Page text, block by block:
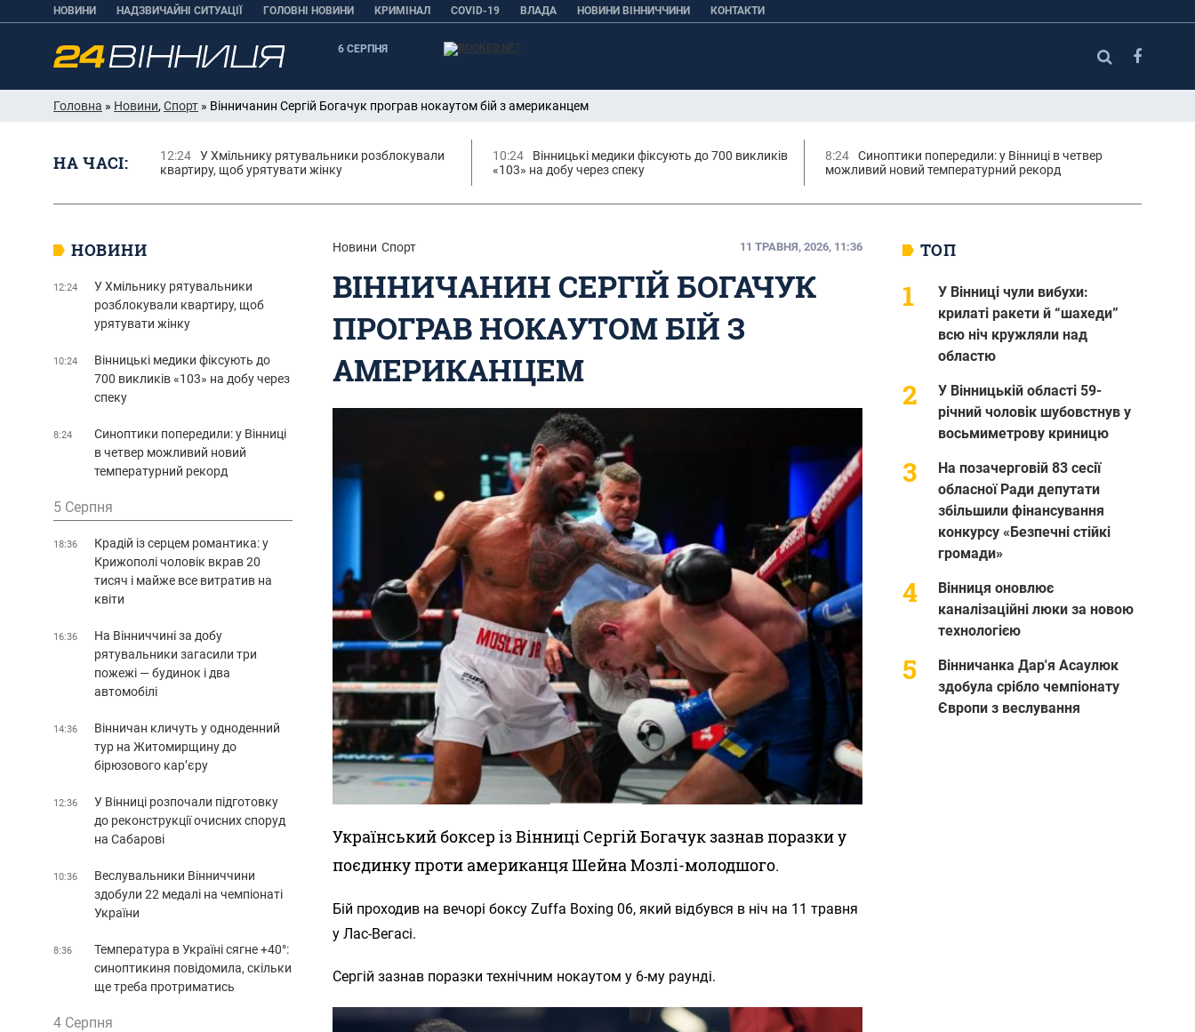
НОВИНИ НАДЗВИЧАЙНІ СИТУАЦІЇ ГОЛОВНІ НОВИНИ КРИМІНАЛ COVID-19 ВЛАДА НОВИНИ ВІННИЧЧИНИ КОНТАКТИ
6 СЕРПНЯ
Головна » Новини, Спорт » Вінничанин Сергій Богачук програв нокаутом бій з американцем
НА ЧАСІ: 12:24
У Хмільнику рятувальники розблокували
квартиру, щоб урятувати жінку
10:24
Вінницькі медики фіксують до 700 викликів
«103» на добу через спеку
8:24
Синоптики попередили: у Вінниці в четвер
можливий новий температурний рекорд
Новини Спорт 11 ТРАВНЯ, 2026, 11:36
ВІННИЧАНИН СЕРГІЙ БОГАЧУК
ПРОГРАВ НОКАУТОМ БІЙ З
АМЕРИКАНЦЕМ
Український боксер із Вінниці Сергій Богачук зазнав поразки у
поєдинку проти американця Шейна Мозлі-молодшого.
Бій проходив на вечорі боксу Zuffa Boxing 06, який відбувся в ніч на 11 травня
у Лас-Вегасі.
Сергій зазнав поразки технічним нокаутом у 6-му раунді.
ТОП
У Вінниці чули вибухи:
крилаті ракети й “шахеди”
всю ніч кружляли над
областю
У Вінницькій області 59-
річний чоловік шубовстнув у
восьмиметрову криницю
На позачерговій 83 сесії
обласної Ради депутати
збільшили фінансування
конкурсу «Безпечні стійкі
громади»
Вінниця оновлює
каналізаційні люки за новою
технологією
Вінничанка Дар'я Асаулюк
здобула срібло чемпіонату
Європи з веслування
НОВИНИ
12:24
У Хмільнику рятувальники
розблокували квартиру, щоб
урятувати жінку
10:24
Вінницькі медики фіксують до
700 викликів «103» на добу через
спеку
8:24
Синоптики попередили: у Вінниці
в четвер можливий новий
температурний рекорд
5 Серпня
18:36
Крадій із серцем романтика: у
Крижополі чоловік вкрав 20
тисяч і майже все витратив на
квіти
16:36
На Вінниччині за добу
рятувальники загасили три
пожежі — будинок і два
автомобілі
14:36
Вінничан кличуть у одноденний
тур на Житомирщину до
бірюзового кар’єру
12:36
У Вінниці розпочали підготовку
до реконструкції очисних споруд
на Сабарові
10:36
Веслувальники Вінниччини
здобули 22 медалі на чемпіонаті
України
8:36
Температура в Україні сягне +40°:
синоптикиня повідомила, скільки
ще треба протриматись
4 Серпня